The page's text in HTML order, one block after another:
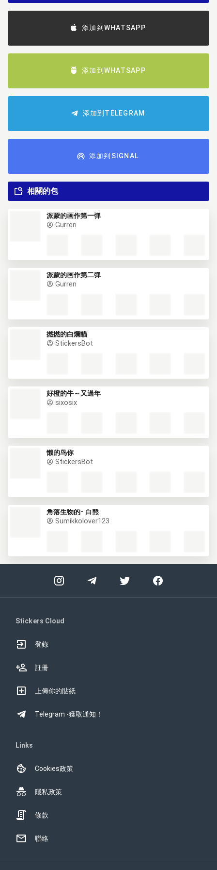
添加到WHATSAPP
添加到WHATSAPP
添加到TELEGRAM
添加到SIGNAL
相關的包
派蒙的画作第一弹
Gurren
派蒙的画作第二弹
Gurren
撚撚的白爛貓
StickersBot
好橙的牛～又過年
sixosix
懒的鸟你
StickersBot
角落生物的- 白熊
Sumikkolover123
Stickers Cloud
登錄
註冊
上傳你的貼紙
Telegram -獲取通知！
Links
Cookies政策
隱私政策
條款
聯絡